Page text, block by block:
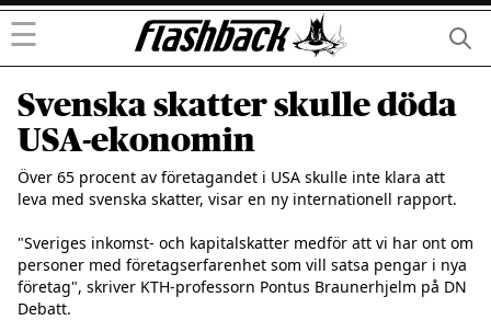
☰
Svenska skatter skulle döda
USA-ekonomin
Över 65 procent av företagandet i USA skulle inte klara att
leva med svenska skatter, visar en ny internationell rapport.
"Sveriges inkomst- och kapitalskatter medför att vi har ont om
personer med företagserfarenhet som vill satsa pengar i nya
företag", skriver KTH-professorn Pontus Braunerhjelm på DN
Debatt.